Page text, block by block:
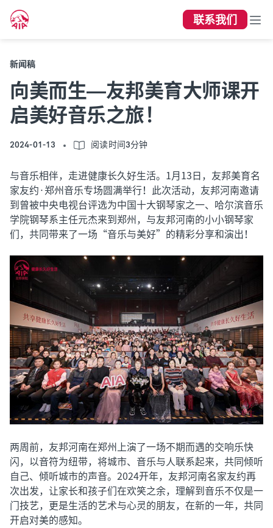
联系我们
新闻稿
向美而生—友邦美育大师课开
启美好音乐之旅！
2024-01-13 阅读时间3分钟
与音乐相伴，走进健康长久好生活。1月13日，友邦美育名
家友约·郑州音乐专场圆满举行！此次活动，友邦河南邀请
到曾被中央电视台评选为中国十大钢琴家之一、哈尔滨音乐
学院钢琴系主任元杰来到郑州，与友邦河南的小小钢琴家
们，共同带来了一场“音乐与美好”的精彩分享和演出！
两周前，友邦河南在郑州上演了一场不期而遇的交响乐快
闪，以音符为纽带，将城市、音乐与人联系起来，共同倾听
自己、倾听城市的声音。2024开年，友邦河南名家友约再
次出发，让家长和孩子们在欢笑之余，理解到音乐不仅是一
门技艺，更是生活的艺术与心灵的朋友，在新的一年，共同
开启对美的感知。